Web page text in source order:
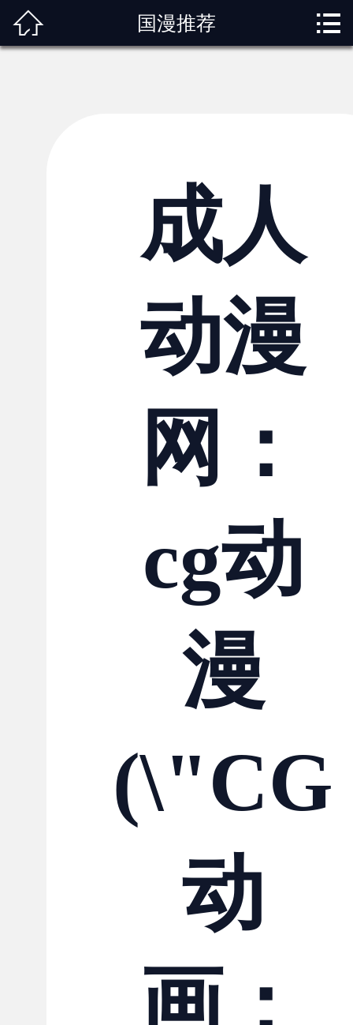
角色图鉴
内容服务
榜单排行
投稿交流
 国漫推荐 
成人
动漫
网：
cg动
漫
(\"CG
动
画：